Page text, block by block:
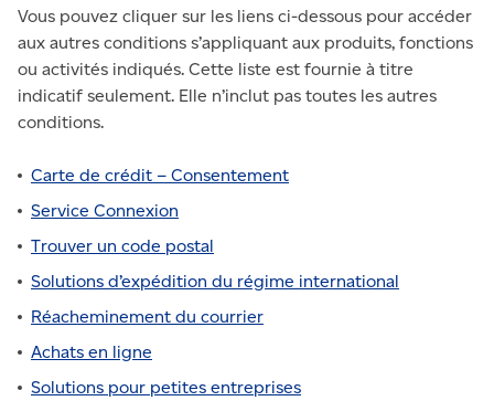
Vous pouvez cliquer sur les liens ci-dessous pour accéder
aux autres conditions s’appliquant aux produits, fonctions
ou activités indiqués. Cette liste est fournie à titre
indicatif seulement. Elle n’inclut pas toutes les autres
conditions.
Carte de crédit – Consentement
Service Connexion
Trouver un code postal
Solutions d’expédition du régime international
Réacheminement du courrier
Achats en ligne
Solutions pour petites entreprises